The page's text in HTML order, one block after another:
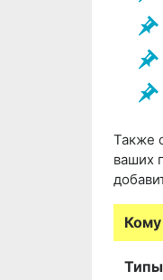
Также
ваших
Типы